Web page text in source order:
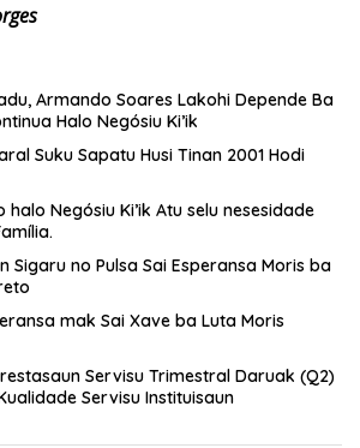
Armando Soares Lakohi Depende Ba
Halo Negósiu Ki’ik
Suku Sapatu Husi Tinan 2001 Hodi
halo Negósiu Ki’ik Atu selu nesesidade
Sigaru no Pulsa Sai Esperansa Moris ba
mak Sai Xave ba Luta Moris
Servisu Trimestral Daruak (Q2)
Servisu Instituisaun